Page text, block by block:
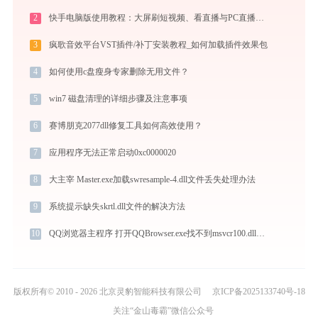
2 快手电脑版使用教程：大屏刷短视频、看直播与PC直播伴侣一站式指南
3 疯歌音效平台VST插件/补丁安装教程_如何加载插件效果包
4 如何使用c盘瘦身专家删除无用文件？
5 win7 磁盘清理的详细步骤及注意事项
6 赛博朋克2077dll修复工具如何高效使用？
7 应用程序无法正常启动0xc0000020
8 大主宰 Master.exe加载swresample-4.dll文件丢失处理办法
9 系统提示缺失skrtl.dll文件的解决方法
10 QQ浏览器主程序 打开QQBrowser.exe找不到msvcr100.dll怎么办
版权所有© 2010 - 2026 北京灵豹智能科技有限公司
京ICP备2025133740号-18
关注“金山毒霸”微信公众号